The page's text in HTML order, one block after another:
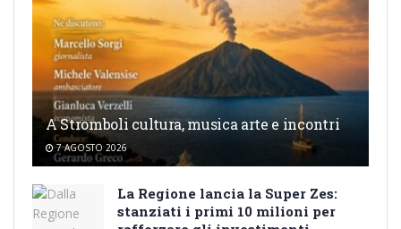
A Stromboli cultura, musica arte e incontri
7 AGOSTO 2026
La Regione lancia la Super Zes:
stanziati i primi 10 milioni per